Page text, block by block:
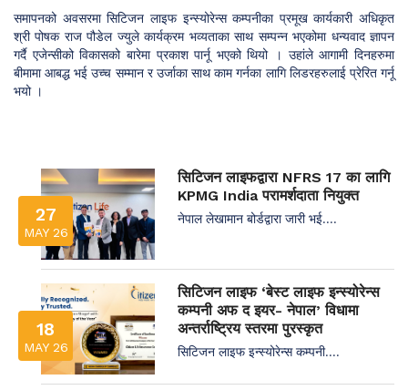
समापनको अवसरमा सिटिजन लाइफ इन्स्योरेन्स कम्पनीका प्रमूख कार्यकारी अधिकृत
श्री पोषक राज पौडेल ज्युले कार्यक्रम भव्यताका साथ सम्पन्न भएकोमा धन्यवाद ज्ञापन
गर्दै एजेन्सीको विकासको बारेमा प्रकाश पार्नू भएको थियो । उहांले आगामी दिनहरुमा
बीमामा आबद्ध भई उच्च सम्मान र उर्जाका साथ काम गर्नका लागि लिडरहरुलाई प्रेरित गर्नू
भयो ।
27
MAY 26
सिटिजन लाइफद्वारा NFRS 17 का लागि
KPMG India परामर्शदाता नियुक्त
नेपाल लेखामान बोर्डद्वारा जारी भई....
18
MAY 26
सिटिजन लाइफ ‘बेस्ट लाइफ इन्स्योरेन्स
कम्पनी अफ द इयर- नेपाल’ विधामा
अन्तर्राष्ट्रिय स्तरमा पुरस्कृत
सिटिजन लाइफ इन्स्योरेन्स कम्पनी....